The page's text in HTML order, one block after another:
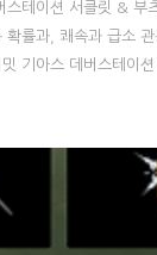
스테이션 서클릿 & 부
확률과, 쾌속과 급소
기아스 데버스테이
모두 가장 활발히 쓰이
/갑옷/글러브/부츠 총
만 챙기는 경우 5옵을
니다. 얼티밋 기아스 데
실 수 있으며, 실리엔